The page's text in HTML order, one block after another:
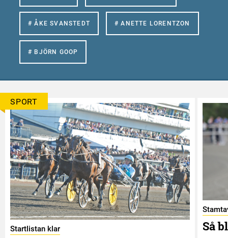
# ÅKE SVANSTEDT # ANETTE LORENTZON
# BJÖRN GOOP
SPORT
Startlistan klar Så